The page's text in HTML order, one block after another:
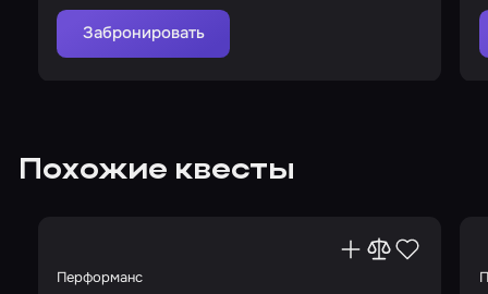
Забронировать
Похожие квесты
Перформанс